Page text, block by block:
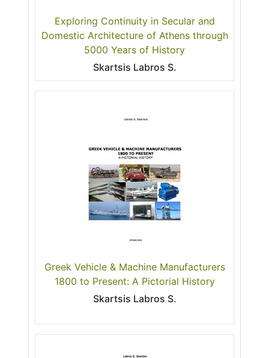
Exploring Continuity in Secular and
Domestic Architecture of Athens through
5000 Years of History
Skartsis Labros S.
Greek Vehicle & Machine Manufacturers
1800 to Present: A Pictorial History
Skartsis Labros S.